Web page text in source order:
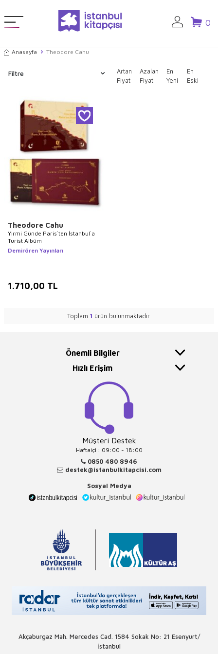
0
Anasayfa Theodore Cahu
Filtre
Artan
Fiyat
Azalan
Fiyat
En
Yeni
En
Eski
Theodore Cahu
Yirmi Günde Paris`ten İstanbul`a
Turist Albüm
Demirören Yayınları
1.710,00 TL
Toplam 1 ürün bulunmaktadır.
Önemli Bilgiler
Hızlı Erişim
Müşteri Destek
Haftaiçi : 09:00 - 18:00
0850 480 8946
destek@istanbulkitapcisi.com
Sosyal Medya
Akçaburgaz Mah. Mercedes Cad. 1584 Sokak No: 21 Esenyurt/
İstanbul